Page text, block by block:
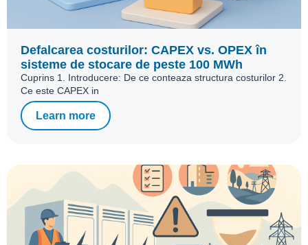
Defalcarea costurilor: CAPEX vs. OPEX în
sisteme de stocare de peste 100 MWh
Cuprins 1. Introducere: De ce conteaza structura costurilor 2.
Ce este CAPEX in
Learn more